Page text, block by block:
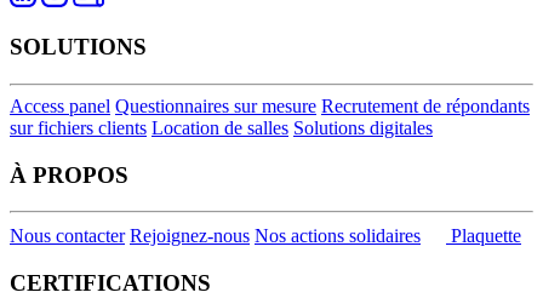
SOLUTIONS
Access panel Questionnaires sur mesure Recrutement de répondants
sur fichiers clients Location de salles Solutions digitales
À PROPOS
Nous contacter Rejoignez-nous Nos actions solidaires Plaquette
CERTIFICATIONS